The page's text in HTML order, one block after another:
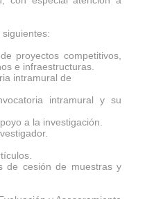
proyectos competitivos,
e infraestructuras.
intramural de
intramural y su
a la investigación.
de cesión de muestras y